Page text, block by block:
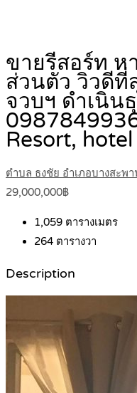
ขายรีสอร์ท ห
ส่วนตัว วิวดีที่
จวบฯ ดำเนิน
Resort, hotel
ตำบล ธงชัย อำเภอบางสะพ
29,000,000฿
1,059 ตารางเมตร
264 ตารางวา
Description